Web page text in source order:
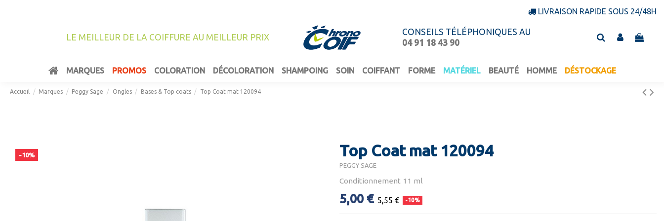
LIVRAISON RAPIDE SOUS 24/48H
LE MEILLEUR DE LA COIFFURE AU MEILLEUR PRIX
CONSEILS TÉLÉPHONIQUES AU
04 91 18 43 90
MARQUES PROMOS COLORATION DÉCOLORATION SHAMPOING SOIN COIFFANT FORME MATÉRIEL BEAUTÉ HOMME DÉSTOCKAGE
Accueil Marques Peggy Sage Ongles Bases & Top coats Top Coat mat 120094
-10% Top Coat mat 120094
PEGGY SAGE
Conditionnement 11 ml
5,00 € 5,55 € -10%